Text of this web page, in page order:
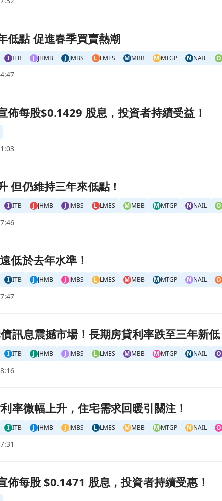
低點 促進春季買賣熱潮
I ITB J JHMB J JMBS L LMBS MMBB MMTGP NNAIL O
益！頁面
佈每股$0.1429 股息，投資者持續受益！
但仍維持三年來低點！
I ITB J JHMB J JMBS L LMBS MMBB MMTGP NNAIL O
低於去年水準！
I ITB J JHMB J JMBS L LMBS MMBB MMTGP NNAIL O
三年新低頁面
訊息震撼市場！長期房貸利率跌至三年新低
I ITB J JHMB J JMBS L LMBS MMBB MMTGP NNAIL O
！頁面
率微幅上升，住宅需求回暖引關注！
I ITB J JHMB J JMBS L LMBS MMBB MMTGP NNAIL O
惠！頁面
佈每股 $0.1471 股息，投資者持續受惠！